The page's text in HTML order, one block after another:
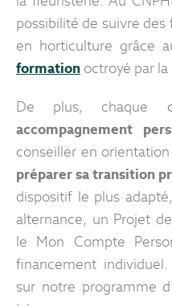
possibilité de suivre
en horticulture grâce
formation octroyé par la
De plus, chaque
accompagnement
conseiller en
préparer sa transition
dispositif le plus
alternance, un Projet
le Mon Compte
financement
sur notre programme